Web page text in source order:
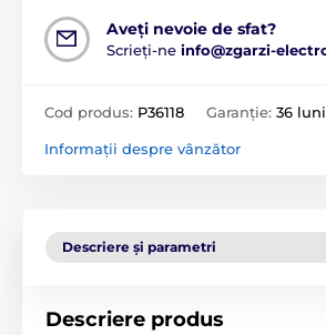
Aveți nevoie de sfat?
Scrieți-ne info@zgarzi-
Cod produs: P36118 Garanție: 36 luni
Informații despre vânzător
Descriere și parametri
Descriere produs